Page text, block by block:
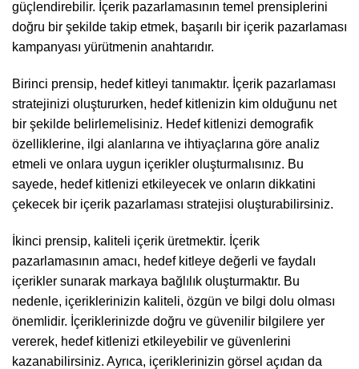
güçlendirebilir. İçerik pazarlamasının temel prensiplerini
doğru bir şekilde takip etmek, başarılı bir içerik pazarlaması
kampanyası yürütmenin anahtarıdır.
Birinci prensip, hedef kitleyi tanımaktır. İçerik pazarlaması
stratejinizi oluştururken, hedef kitlenizin kim olduğunu net
bir şekilde belirlemelisiniz. Hedef kitlenizi demografik
özelliklerine, ilgi alanlarına ve ihtiyaçlarına göre analiz
etmeli ve onlara uygun içerikler oluşturmalısınız. Bu
sayede, hedef kitlenizi etkileyecek ve onların dikkatini
çekecek bir içerik pazarlaması stratejisi oluşturabilirsiniz.
İkinci prensip, kaliteli içerik üretmektir. İçerik
pazarlamasının amacı, hedef kitleye değerli ve faydalı
içerikler sunarak markaya bağlılık oluşturmaktır. Bu
nedenle, içeriklerinizin kaliteli, özgün ve bilgi dolu olması
önemlidir. İçeriklerinizde doğru ve güvenilir bilgilere yer
vererek, hedef kitlenizi etkileyebilir ve güvenlerini
kazanabilirsiniz. Ayrıca, içeriklerinizin görsel açıdan da